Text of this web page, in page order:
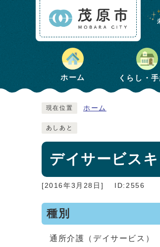
ホーム くらし・
現在位置 ホーム
あしあと
デイサービス
[2016年3月28日] ID:2556
種別
通所介護（デイサービス）